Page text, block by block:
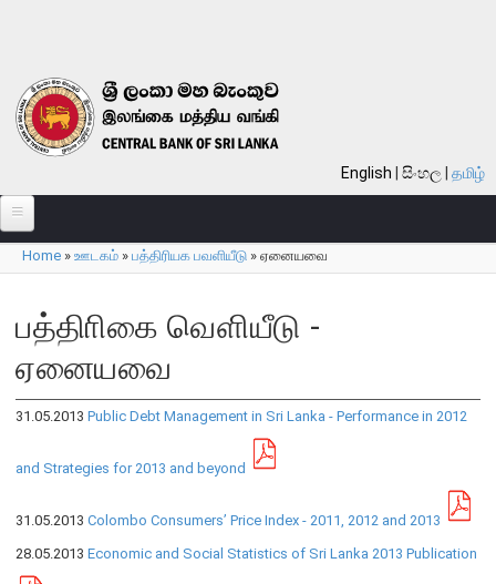
English සිංහල தமிழ்
பற்றி
வங்கி பற்றி
பொது நோக்கு
வங்கியின் வரலாறு
தொலைநோக்கு, பணி, பெறுமானம்
தொழிற்பாடுகள்
நிறுவன ரீதியான அமைப்பு
You are here
Home » ஊடகம் » பத்திரியக பவளியீடு » ஏனையவை
பத்திாிகை வௌியீடு -
ஏனையவை
31.05.2013 Public Debt Management in Sri Lanka - Performance in 2012
and Strategies for 2013 and beyond
31.05.2013 Colombo Consumers’ Price Index - 2011, 2012 and 2013
28.05.2013 Economic and Social Statistics of Sri Lanka 2013 Publication